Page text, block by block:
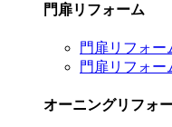
門扉リフォーム
門扉リフォー
門扉リフォー
オーニングリフォ